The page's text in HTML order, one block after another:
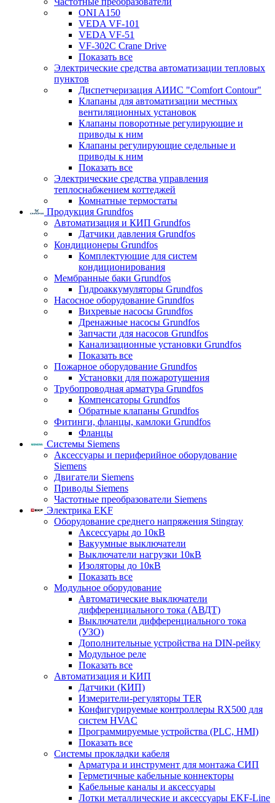
ONI A150
VEDA VF-101
VEDA VF-51
VF-302C Crane Drive
Показать все
Электрические средства автоматизации тепловых
пунктов
Диспетчеризация АИИС "Comfort Contour"
Клапаны для автоматизации местных
вентиляционных установок
Клапаны поворотные регулирующие и
приводы к ним
Клапаны регулирующие седельные и
приводы к ним
Показать все
Электрические средства управления
теплоснабжением коттеджей
Комнатные термостаты
Продукция Grundfos
Автоматизация и КИП Grundfos
Датчики давления Grundfos
Кондиционеры Grundfos
Комплектующие для систем
кондиционирования
Мембранные баки Grundfos
Гидроаккумуляторы Grundfos
Насосное оборудование Grundfos
Вихревые насосы Grundfos
Дренажные насосы Grundfos
Запчасти для насосов Grundfos
Канализационные установки Grundfos
Показать все
Пожарное оборудование Grundfos
Установки для пожаротушения
Трубопроводная арматура Grundfos
Компенсаторы Grundfos
Обратные клапаны Grundfos
Фитинги, фланцы, камлоки Grundfos
Фланцы
Системы Siemens
Аксессуары и периферийное оборудование
Siemens
Двигатели Siemens
Приводы Siemens
Частотные преобразователи Siemens
Электрика EKF
Оборудование среднего напряжения Stingray
Аксессуары до 10кВ
Вакуумные выключатели
Выключатели нагрузки 10кВ
Изоляторы до 10кВ
Показать все
Модульное оборудование
Автоматические выключатели
дифференциального тока (АВДТ)
Выключатели дифференциального тока
(УЗО)
Дополнительные устройства на DIN-рейку
Модульное реле
Показать все
Автоматизация и КИП
Датчики (КИП)
Измерители-регуляторы TER
Конфигурируемые контроллеры RX500 для
систем HVAC
Программируемые устройства (PLC, HMI)
Показать все
Системы прокладки кабеля
Арматура и инструмент для монтажа СИП
Герметичные кабельные коннекторы
Кабельные каналы и аксессуары
Лотки металлические и аксессуары EKF-Line